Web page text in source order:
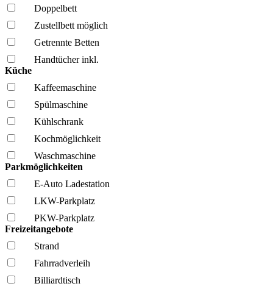
Doppelbett
Zustellbett möglich
Getrennte Betten
Handtücher inkl.
Küche
Kaffee­maschine
Spül­maschine
Kühl­schrank
Kochmöglich­keit
Wasch­maschine
Parkmöglichkeiten
E-Auto Ladestation
LKW-Parkplatz
PKW-Parkplatz
Freizeitangebote
Strand
Fahrrad­verleih
Billiardtisch